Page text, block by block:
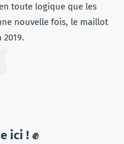
toute logique que les
nouvelle fois, le maillot
ici ! ✊